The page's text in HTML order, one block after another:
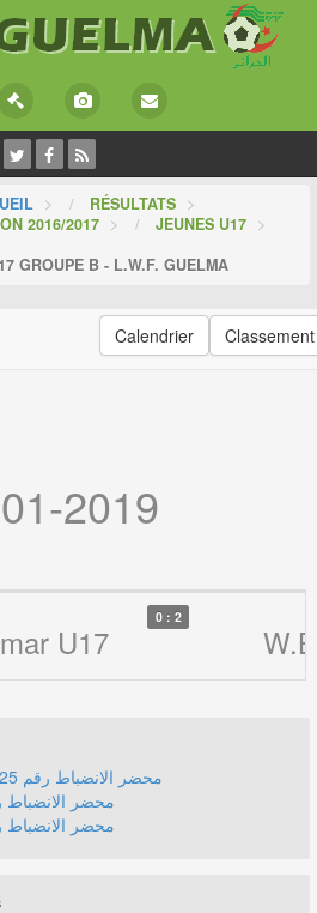
> RÉSULTATS >
2016/2017 > JEUNES U17 >
GROUPE B - L.W.F. GUELMA
Calendrier Classement
2019
U17
0 : 2
محضر الانضباط رقم 25 - صنف الأكابر
محضر الانضباط رقم
محضر الانضباط رقم 23